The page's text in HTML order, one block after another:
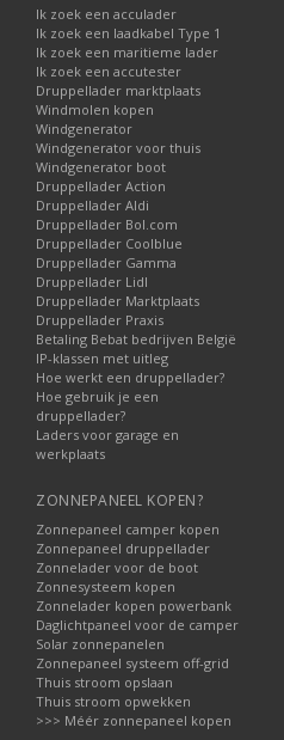
Ik zoek een acculader
Ik zoek een laadkabel Type 1
Ik zoek een maritieme lader
Ik zoek een accutester
Druppellader marktplaats
Windmolen kopen
Windgenerator
Windgenerator voor thuis
Windgenerator boot
Druppellader Action
Druppellader Aldi
Druppellader Bol.com
Druppellader Coolblue
Druppellader Gamma
Druppellader Lidl
Druppellader Marktplaats
Druppellader Praxis
Betaling Bebat bedrijven België
IP-klassen met uitleg
Hoe werkt een druppellader?
Hoe gebruik je een
druppellader?
Laders voor garage en
werkplaats
ZONNEPANEEL KOPEN?
Zonnepaneel camper kopen
Zonnepaneel druppellader
Zonnelader voor de boot
Zonnesysteem kopen
Zonnelader kopen powerbank
Daglichtpaneel voor de camper
Solar zonnepanelen
Zonnepaneel systeem off-grid
Thuis stroom opslaan
Thuis stroom opwekken
>>> Méér zonnepaneel kopen